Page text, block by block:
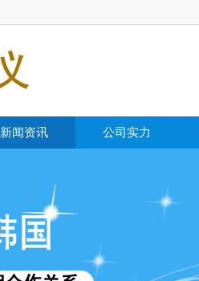
新闻资讯 公司实力